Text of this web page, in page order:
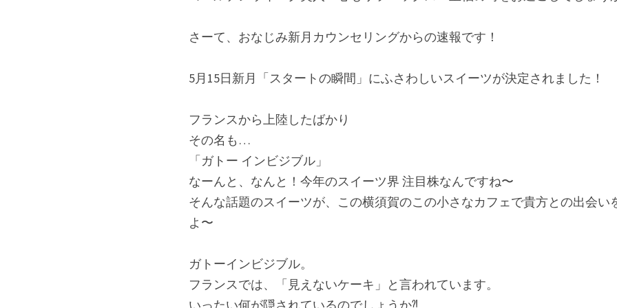
さーて、おなじみ新月カウンセリングからの速報です！
5月15日新月「スタートの瞬間」にふさわしいスイーツが決定されました！
フランスから上陸したばかり
その名も…
「ガトー インビジブル」
なーんと、なんと！今年のスイーツ界 注目株なんですね〜
そんな話題のスイーツが、この横須賀のこの小さなカフェで貴方との出会い
よ〜
ガトーインビジブル。
フランスでは、「見えないケーキ」と言われています。